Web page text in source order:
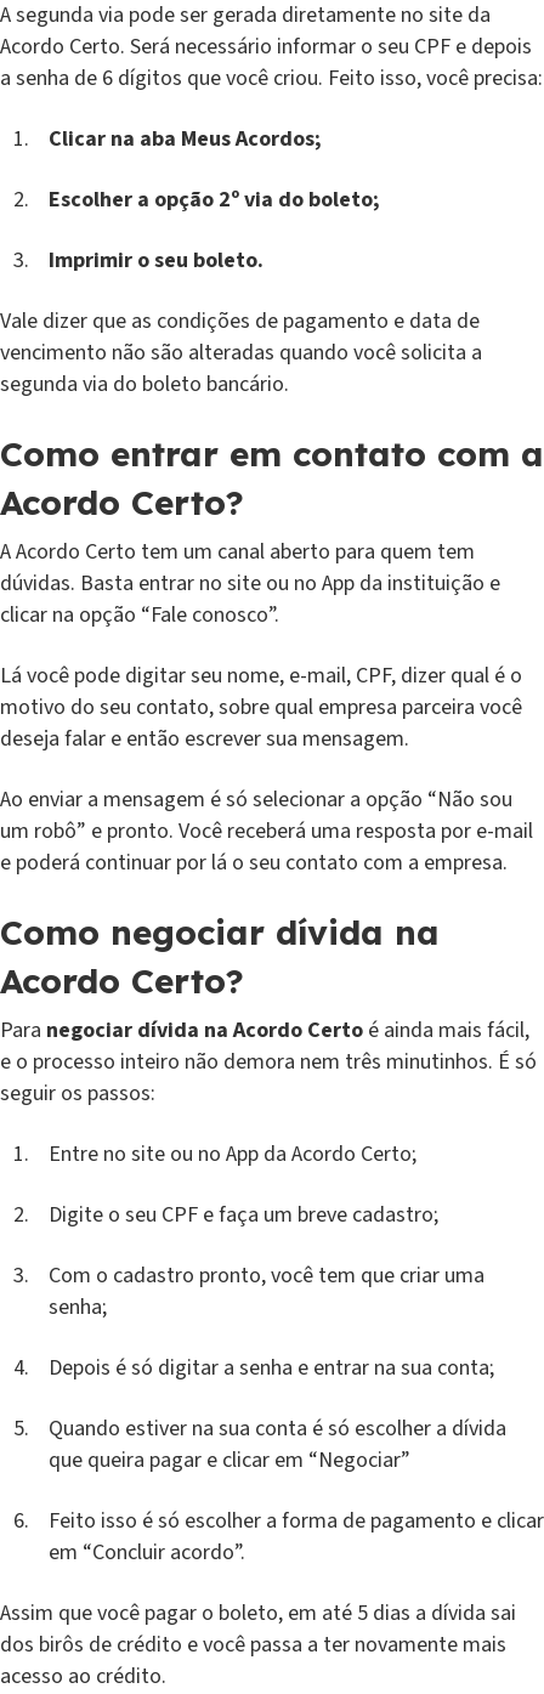
A segunda via pode ser gerada diretamente no site da
Acordo Certo. Será necessário informar o seu CPF e depois
a senha de 6 dígitos que você criou. Feito isso, você precisa:
Clicar na aba Meus Acordos;
Escolher a opção 2º via do boleto;
Imprimir o seu boleto.
Vale dizer que as condições de pagamento e data de
vencimento não são alteradas quando você solicita a
segunda via do boleto bancário.
Como entrar em contato com a
Acordo Certo?
A Acordo Certo tem um canal aberto para quem tem
dúvidas. Basta entrar no site ou no App da instituição e
clicar na opção “Fale conosco”.
Lá você pode digitar seu nome, e-mail, CPF, dizer qual é o
motivo do seu contato, sobre qual empresa parceira você
deseja falar e então escrever sua mensagem.
Ao enviar a mensagem é só selecionar a opção “Não sou
um robô” e pronto. Você receberá uma resposta por e-mail
e poderá continuar por lá o seu contato com a empresa.
Como negociar dívida na
Acordo Certo?
Para negociar dívida na Acordo Certo é ainda mais fácil,
e o processo inteiro não demora nem três minutinhos. É só
seguir os passos:
Entre no site ou no App da Acordo Certo;
Digite o seu CPF e faça um breve cadastro;
Com o cadastro pronto, você tem que criar uma
senha;
Depois é só digitar a senha e entrar na sua conta;
Quando estiver na sua conta é só escolher a dívida
que queira pagar e clicar em “Negociar”
Feito isso é só escolher a forma de pagamento e clicar
em “Concluir acordo”.
Assim que você pagar o boleto, em até 5 dias a dívida sai
dos birôs de crédito e você passa a ter novamente mais
acesso ao crédito.